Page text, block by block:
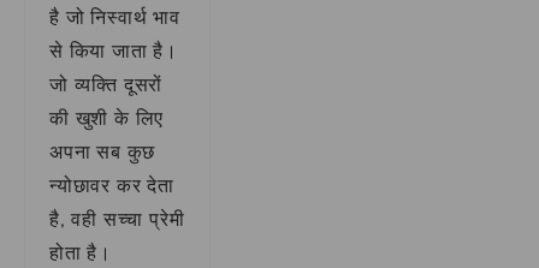
है जो निस्वार्थ भाव
से किया जाता है।
जो व्यक्ति दूसरों
की खुशी के लिए
अपना सब कुछ
न्योछावर कर देता
है, वही सच्चा प्रेमी
होता है।